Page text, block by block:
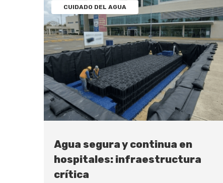
CUIDADO DEL AGUA
Agua segura y continua en
hospitales: infraestructura
crítica